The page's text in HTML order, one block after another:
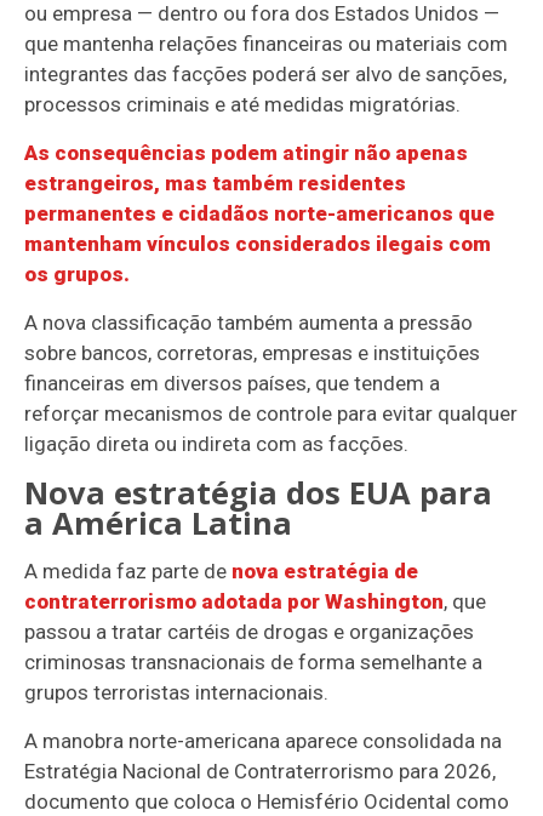
ou empresa — dentro ou fora dos Estados Unidos —
que mantenha relações financeiras ou materiais com
integrantes das facções poderá ser alvo de sanções,
processos criminais e até medidas migratórias.
As consequências podem atingir não apenas
estrangeiros, mas também residentes
permanentes e cidadãos norte-americanos que
mantenham vínculos considerados ilegais com
os grupos.
A nova classificação também aumenta a pressão
sobre bancos, corretoras, empresas e instituições
financeiras em diversos países, que tendem a
reforçar mecanismos de controle para evitar qualquer
ligação direta ou indireta com as facções.
Nova estratégia dos EUA para
a América Latina
A medida faz parte de nova estratégia de
contraterrorismo adotada por Washington, que
passou a tratar cartéis de drogas e organizações
criminosas transnacionais de forma semelhante a
grupos terroristas internacionais.
A manobra norte-americana aparece consolidada na
Estratégia Nacional de Contraterrorismo para 2026,
documento que coloca o Hemisfério Ocidental como